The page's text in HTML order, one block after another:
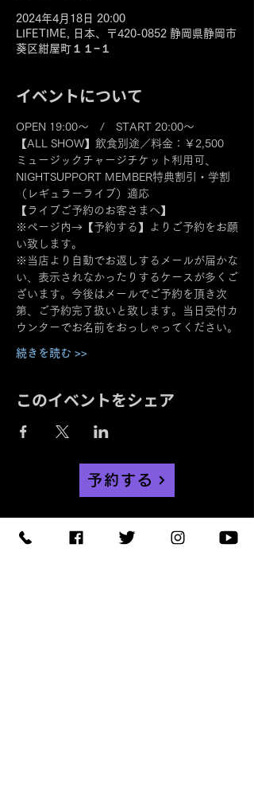
2024年4月18日 20:00
LIFETIME, 日本、〒420-0852 静岡県静岡市
葵区紺屋町１１−１
イベントについて
OPEN 19:00～　/　START 20:00～
【ALL SHOW】飲食別途／料金：￥2,500
ミュージックチャージチケット利用可、
NIGHTSUPPORT MEMBER特典割引・学割
（レギュラーライブ）適応
【ライブご予約のお客さまへ】
※ページ内→【予約する】よりご予約をお願
い致します。
※当店より自動でお返しするメールが届かな
い、表示されなかったりするケースが多くご
ざいます。今後はメールでご予約を頂き次
第、ご予約完了扱いと致します。当日受付カ
ウンターでお名前をおっしゃってください。
続きを読む >>
このイベントをシェア
予約する